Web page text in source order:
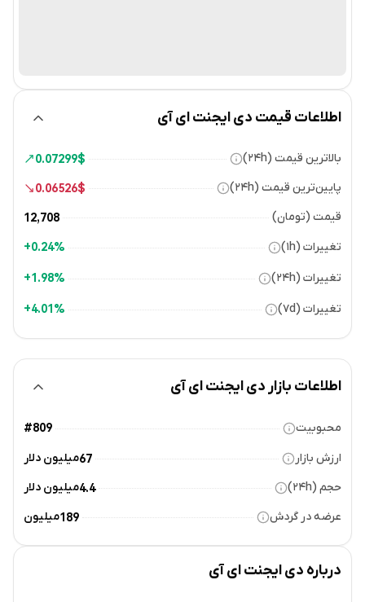
اطلاعات قیمت دی ایجنت ای آی
بالاترین قیمت (۲۴h) $
0.07299
پایین‌ترین قیمت (۲۴h) $
0.06526
قیمت (تومان) 12,708
تغییرات (۱h) 0.24%+
تغییرات (۲۴h) 1.98%+
تغییرات (۷d) 4.01%+
اطلاعات بازار دی ایجنت ای آی
محبوبیت #809
ارزش بازار 67میلیون دلار
حجم (۲۴h)
4.4میلیون دلار
عرضه در گردش
189میلیون
درباره دی ایجنت ای آی